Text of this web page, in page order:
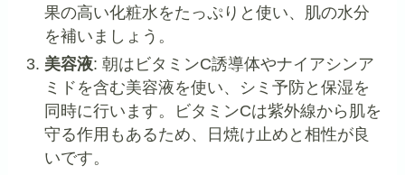
果の高い化粧水をたっぷりと使い、肌の水分
を補いましょう。
美容液: 朝はビタミンC誘導体やナイアシンア
ミドを含む美容液を使い、シミ予防と保湿を
同時に行います。ビタミンCは紫外線から肌を
守る作用もあるため、日焼け止めと相性が良
いです。